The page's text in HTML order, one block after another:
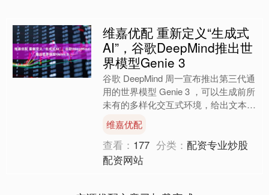
维嘉优配 重新定义“生成式
AI”，谷歌DeepMind推出世
界模型Genie 3
谷歌 DeepMind 周一宣布推出第三代通
用的世界模型 Genie 3 ，可以生成前所
未有的多样化交互式环境，给出文本提
示，Genie 3 可以生成动态世界，....
维嘉优配
查看： 177 分类：配资专业炒股
配资网站